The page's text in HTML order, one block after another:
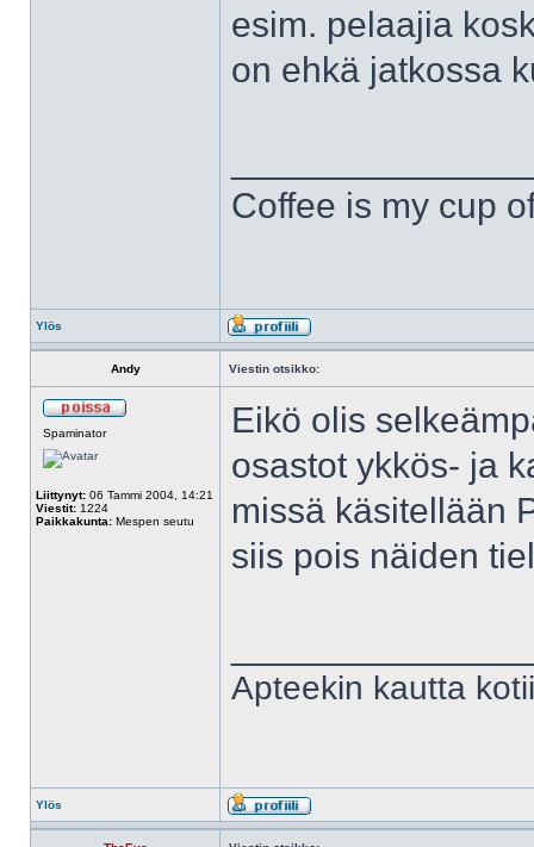
esim. pelaajia
on ehkä jatkossa
Coffee is my cup
Ylös
Andy Viestin otsikko:
Spaminator
Liittynyt: 06 Tammi 2004, 14:21
Viestit: 1224
Paikkakunta: Mespen seutu
Eikö olis
osastot ykkös- ja
missä käsitellään
siis pois näiden
Apteekin kautta
Ylös